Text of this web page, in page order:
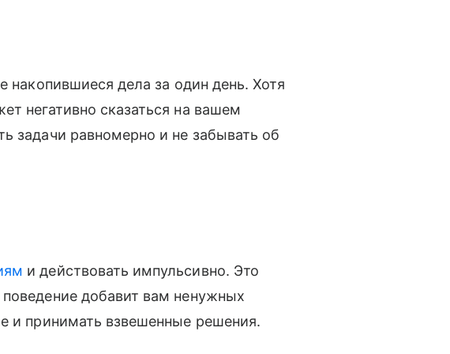
накопившиеся дела за один день. Хотя
негативно сказаться на вашем
задачи равномерно и не забывать об
и действовать импульсивно. Это
добавит вам ненужных
и принимать взвешенные решения.